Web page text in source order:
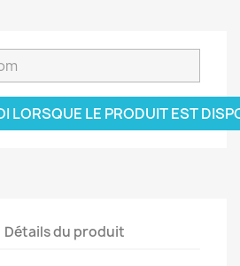
LORSQUE LE PRODUIT EST
Détails du produit